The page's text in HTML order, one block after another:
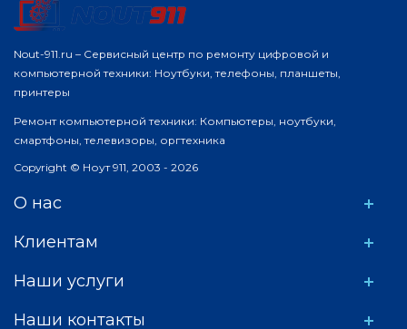
Nout-911.ru – Сервисный центр по ремонту цифровой и
компьютерной техники: Ноутбуки, телефоны, планшеты,
принтеры
Ремонт компьютерной техники: Компьютеры, ноутбуки,
смартфоны, телевизоры, оргтехника
Copyright © Ноут 911, 2003 - 2026
О нас
Клиентам
Наши услуги
Наши контакты